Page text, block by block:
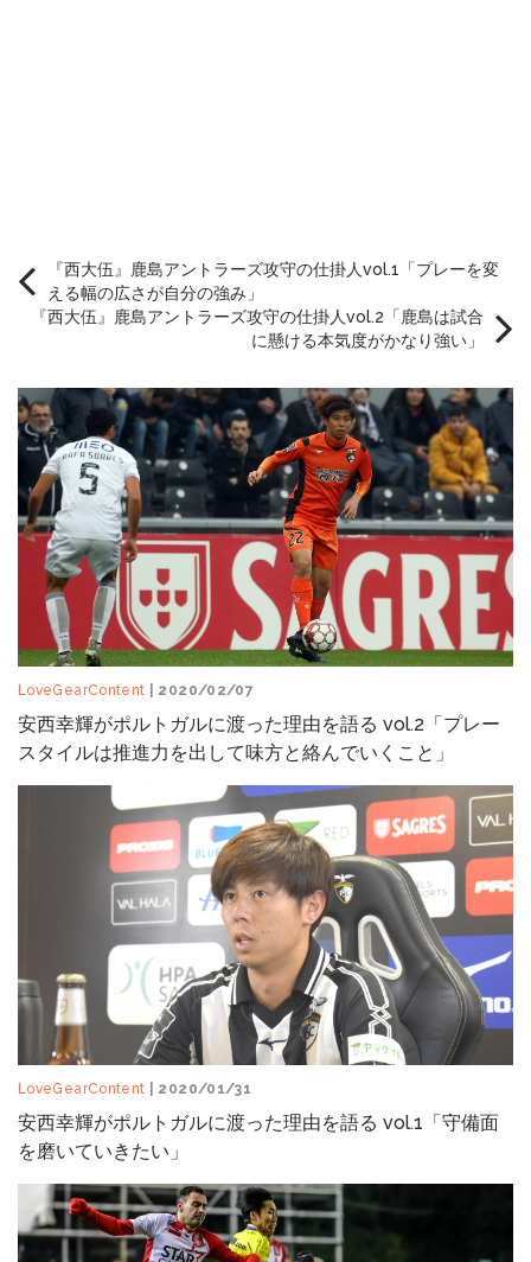
『西大伍』鹿島アントラーズ攻守の仕掛人vol.1「プレーを変
える幅の広さが自分の強み」
『西大伍』鹿島アントラーズ攻守の仕掛人vol.2「鹿島は試合
に懸ける本気度がかなり強い」
LoveGearContent | 2020/02/07
安西幸輝がポルトガルに渡った理由を語る vol.2「プレー
スタイルは推進力を出して味方と絡んでいくこと」
LoveGearContent | 2020/01/31
安西幸輝がポルトガルに渡った理由を語る vol.1「守備面
を磨いていきたい」